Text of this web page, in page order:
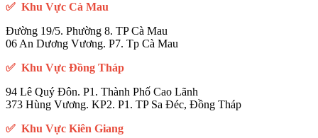
✅ Khu Vực Cà Mau
Đường 19/5. Phường 8. TP Cà Mau
06 An Dương Vương. P7. Tp Cà Mau
✅ Khu Vực Đồng Tháp
94 Lê Quý Đôn. P1. Thành Phố Cao Lãnh
373 Hùng Vương. KP2. P1. TP Sa Đéc, Đồng Tháp
✅ Khu Vực Kiên Giang